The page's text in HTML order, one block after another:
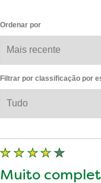
Ordenar por
Filtrar por classificação por
Muito